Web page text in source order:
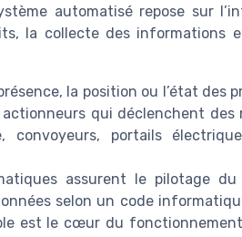
automatisé repose sur
la collecte des informations
la position ou l’état des
qui déclenchent des
portails
assurent le pilotage du
selon un code
est le cœur du